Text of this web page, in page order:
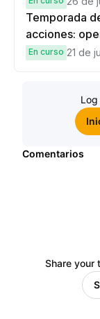
Temporada
acciones:
una
En curso 21 de
Comentarios
Share your